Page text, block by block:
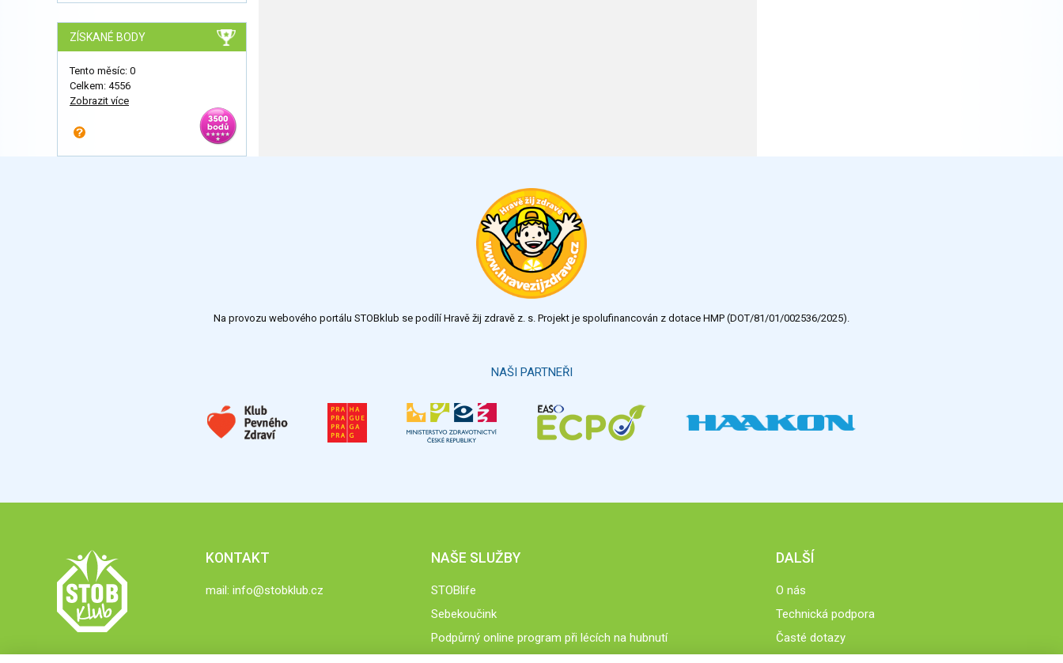
ZÍSKANÉ BODY
Tento měsíc: 0
Celkem: 4556
Zobrazit více
Na provozu webového portálu STOBklub se podílí Hravě žij zdravě z. s. Projekt je spolufinancován z dotace HMP (DOT/81/01/002536/2025).
NAŠI PARTNEŘI
KONTAKT
mail: info@stobklub.cz
NAŠE SLUŽBY
STOBlife
Sebekoučink
Podpůrný online program při lécích na hubnutí
DALŠÍ
O nás
Technická podpora
Časté dotazy